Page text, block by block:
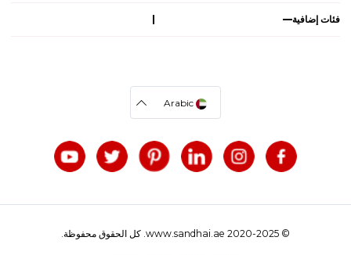
فئات إضافية
Arabic
© 2020-2025 www.sandhai.ae. كل الحقوق محفوظة.